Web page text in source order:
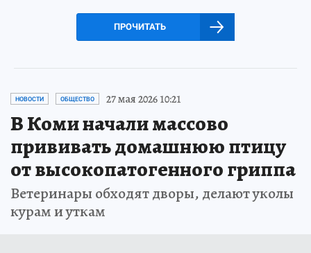
ПРОЧИТАТЬ
НОВОСТИ ОБЩЕСТВО 27 мая 2026 10:21
В Коми начали массово
прививать домашнюю птицу
от высокопатогенного гриппа
Ветеринары обходят дворы, делают уколы
курам и уткам